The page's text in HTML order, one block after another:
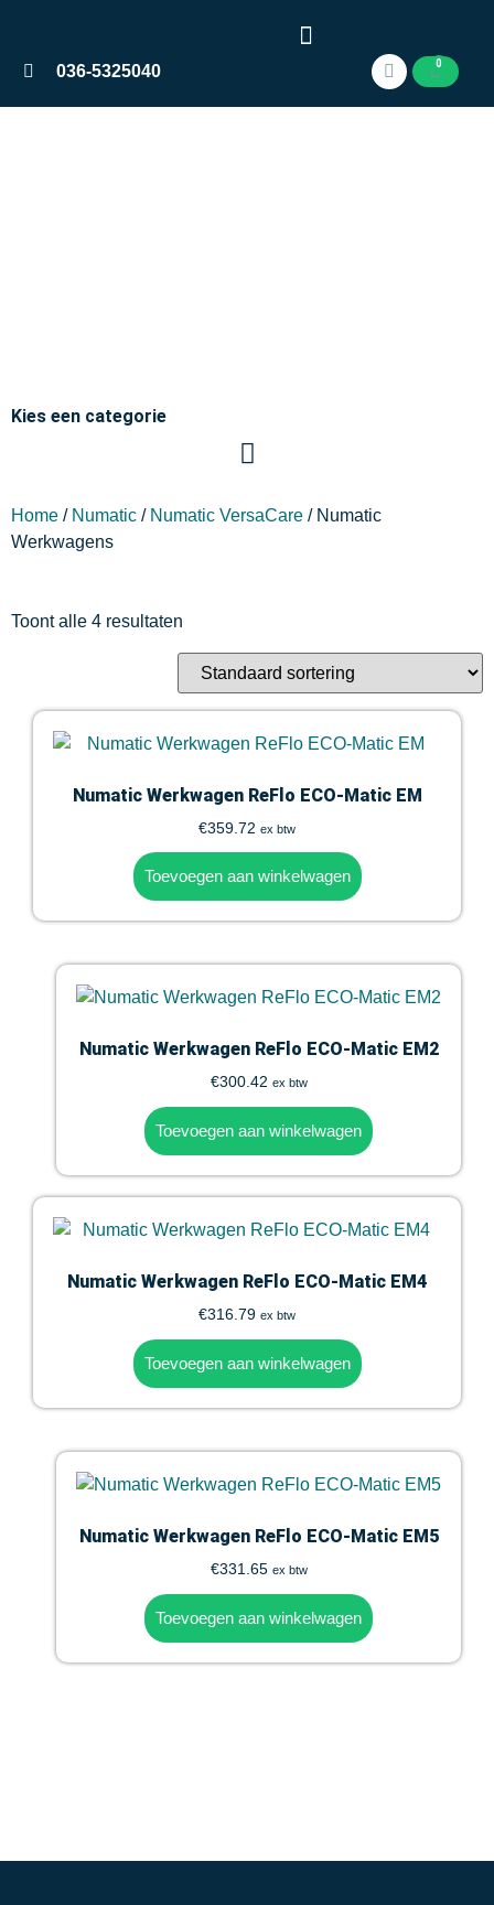
036-5325040 0
Kies een categorie
Home / Numatic / Numatic VersaCare / Numatic
Werkwagens
Toont alle 4 resultaten
Numatic Werkwagen ReFlo ECO-Matic EM
€359.72 ex btw
Toevoegen aan winkelwagen
Numatic Werkwagen ReFlo ECO-Matic EM2
€300.42 ex btw
Toevoegen aan winkelwagen
Numatic Werkwagen ReFlo ECO-Matic EM4
€316.79 ex btw
Toevoegen aan winkelwagen
Numatic Werkwagen ReFlo ECO-Matic EM5
€331.65 ex btw
Toevoegen aan winkelwagen